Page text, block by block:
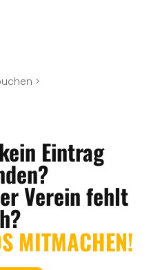
>
Eintrag
Verein fehlt
MITMACHEN!